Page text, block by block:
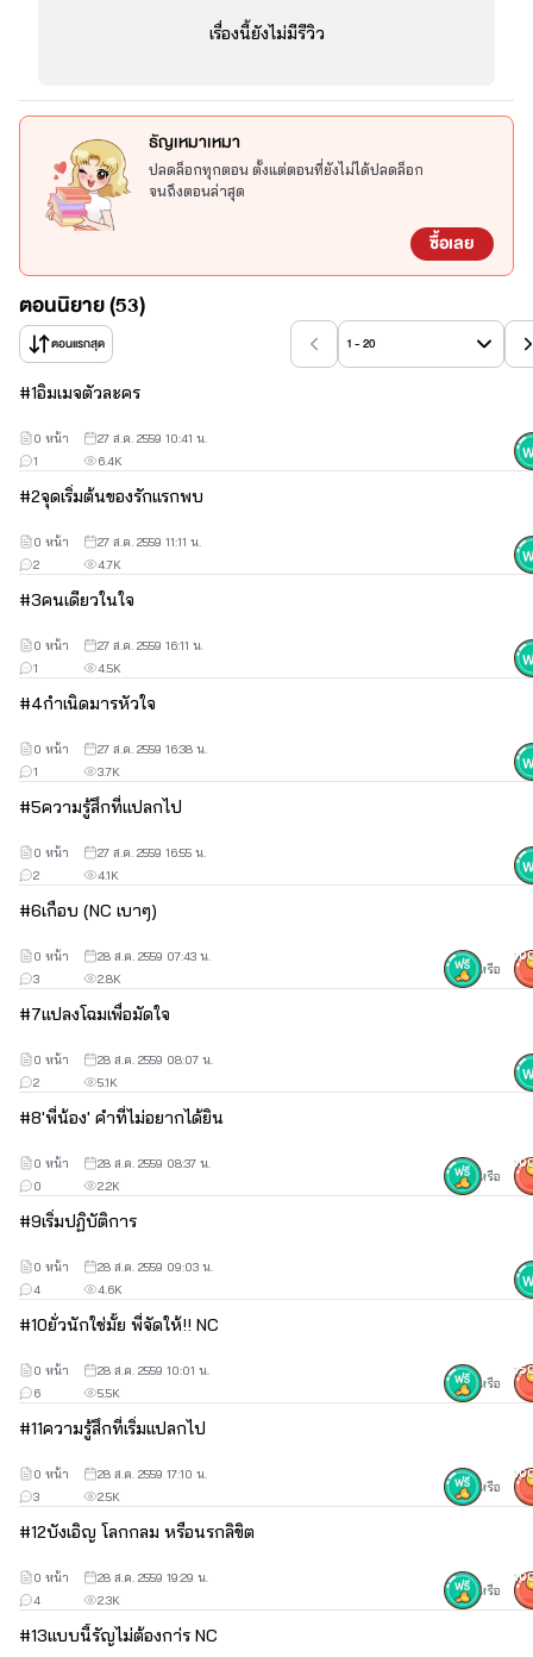
ฉันแอบรักของฉันมาตั้ง 7 ปี เรื่องอะไรจะให้โดนยัยป้าหมอสุดมั่น
หน้ามั่นโหนกนั้นมาฉกไปต่อหน้าต่อตา ไม่มีทางเสียหรอก
ฉันลงทุนเปลี่ยนโฉมตัวเองจากเด็กกะโปโลมาเป็นสาวแซ่บขนาดนี้
แล้วฉันไม่ยอมแพ้แน่ เป็นไงเป็นกัน ไม่ว่าจะต้องทำยังไง พี่ธัญก็ต้องเป็น
ของรัญคนเดียว ต่อให้ต้องอ่อย ต้องให้ท่าสารพัด หรือแม้แต่จะต้องเป็น
ฝ่ายรุกก่อนเธอก็จะทำ นาทีนี้ด้านได้อายอดค่ะ
“รัญ รัญ รัญตื่นเดียวนี้!!!ทำไมมานอนแบบนี้!!! อันตรายนะรู้รึ
เปล่า และพี่ก็บอกแล้วว่าให้เลิกแต่งชุดแบบนี้”
เค้าปลุกเธอด้วยเสียงดังพอควร เพราะเสื้อรนักศึกษาตัวจิ๋วของเธอ
สองเม็ดบนมันหลุดออก เผยให้เห็นเนินอกขาวเนียนที่ยังคงวนเวียนอยู่ใน
ส่วนไอ้กระโปรงตัวสั้นนั้นก็ย่นขึ้นมาจนเกือบจะเห็นกางเกงชั้นใน
“พี่ธัญดุรัญทำไมค่ะ ก็รัญง่วงรัญก็เลยนอน อีกอย่างเมื่อก่อนรัญก็
ยังเคยนอนเลย มันอันตรายตรงไหน ทำไมพี่ธัญต้องดุด้วย”
“นอนพี่ไม่ว่าหรอก แต่ดูชุดที่รัญใส่สิ พี่ขอได้หรือเปล่ารัญ เลิกใส่
ชุดแบบนี้ ที่สำคัญรีบติดกระดุมซะ”
"ถ้าพี่ธัญอยากให้รัญรีบติด
กระดุมเสื้อละก็ ทำไมพี่ธัญไม่เป็นคนติดมันด้วยตัวเองละค่ะ”ไม่พูด
เปล่าแต่ยังทำเป็นแอ่นอกแล้วบิดไหล่ไปมาอย่างท้าทายชายหนุ่มตรง
หน้า
“รัญ!!! ใครสอนให้ทำแบบนี้”
“ปล่อย พี่ไม่เล่น”
หญิงสาวออกแรงโน้มคอชายหนุ่มเข้ามาหาตัวก่อนที่ตัวเธอจะขยับ
ออกแรงบดขยี้ริมฝีปากตรงหน้าแรงขึ้น ก่อนที่ลิ้นเล็กๆจะไล้เลียริมฝีปาก
ที่หนากว่าพลางค่อยๆสอดลิ้นตัวเองเข้าไปหยอกเย้ากับลิ้นของชายหนุ่ม
เริ่มอยู่ไม่สุข ชายหนุ่มไล้มือของตนไปตามส่วนเหว้าส่วนโค้งตามสรีระ
ของหญิงสาวอย่างซุกซน ก่อนที่มือข้างหนึ่งจะมาหยุดลงที่ทรวงอกอวบ
เต็งตึงที่อยู่ภายใต้บราเซียตัวสวยพลางออกแรงบีบเค้นอกอิ่มด้วยความ
ปรารถนา ก่อนจะปลดกระดุมเสื้อนักศึกษาตัวจิ๋วที่ตัวเองเป็นคนติดเมื่อ
ซักครู่ออก ชายหนุ่มเกี่ยวบราเซียตัวสวยในเลิกขึ้นไปอยู่เหนือเนินอก
เรื่องนี้ยังไม่มีรีวิว
ธัญเหมาเหมา
ปลดล็อกทุกตอน ตั้งแต่ตอนที่ยังไม่ได้ปลดล็อก
จนถึงตอนล่าสุด
ซื้อเลย
ตอนนิยาย (53)
ตอนแรกสุด 1 - 20
#1อิมเมจตัวละคร
6.4K
1
0 หน้า 27 ส.ค. 2559 10:41 น.
#2จุดเริ่มต้นของรักแรกพบ
4.7K
2
0 หน้า 27 ส.ค. 2559 11:11 น.
#3คนเดียวในใจ
4.5K
1
0 หน้า 27 ส.ค. 2559 16:11 น.
#4กำเนิดมารหัวใจ
3.7K
1
0 หน้า 27 ส.ค. 2559 16:38 น.
#5ความรู้สึกที่แปลกไป
4.1K
2
0 หน้า 27 ส.ค. 2559 16:55 น.
#6เกือบ (NC เบาๆ)
2.8K
3
0 หน้า
28 ส.ค. 2559 07:43 น.
หรือ
#7แปลงโฉมเพื่อมัดใจ
5.1K
2
0 หน้า 28 ส.ค. 2559 08:07 น.
#8'พี่น้อง' คำที่ไม่อยากได้ยิน
2.2K
0
0 หน้า
28 ส.ค. 2559 08:37 น.
หรือ
#9เริ่มปฏิบัติการ
4.6K
4
0 หน้า 28 ส.ค. 2559 09:03 น.
#10ยั่วนักใช่มั้ย พี่จัดให้!! NC
5.5K
6
0 หน้า
28 ส.ค. 2559 10:01 น.
หรือ
#11ความรู้สึกที่เริ่มแปลกไป
2.5K
3
0 หน้า
28 ส.ค. 2559 17:10 น.
หรือ
#12บังเอิญ โลกกลม หรือนรกลิขิต
2.3K
4
0 หน้า
28 ส.ค. 2559 19:29 น.
หรือ
#13แบบนี้รัญไม่ต้องกา่ร NC